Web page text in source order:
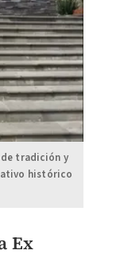
tradición y
histórico
Ex